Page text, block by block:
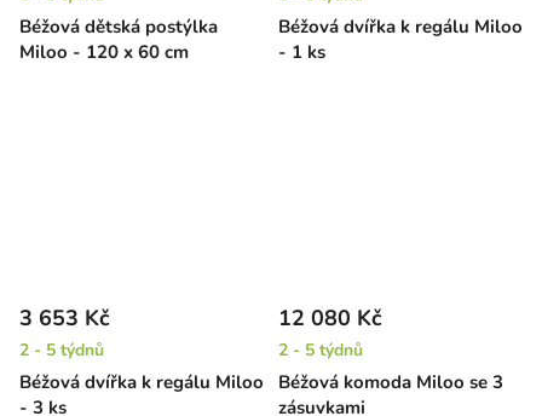
Béžová dětská postýlka
Miloo - 120 x 60 cm
Béžová dvířka k regálu Miloo
- 1 ks
Béžová dvířka k regálu Miloo
- 3 ks
3 653 Kč
2 - 5 týdnů
Béžová komoda Miloo se 3
zásuvkami
12 080 Kč
2 - 5 týdnů